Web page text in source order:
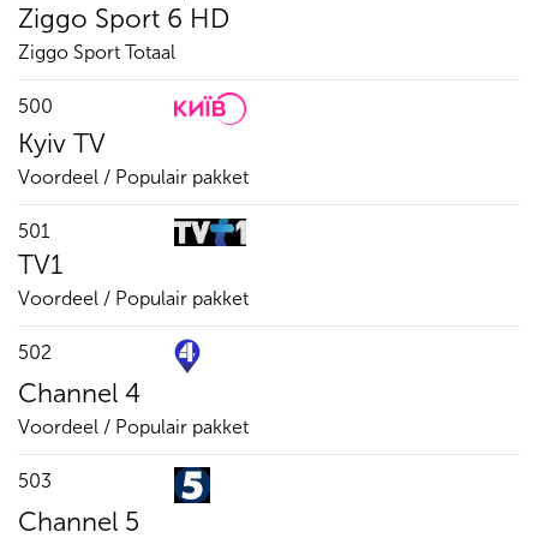
Ziggo Sport 6 HD
Ziggo Sport Totaal
500
Kyiv TV
Voordeel / Populair pakket
501
TV1
Voordeel / Populair pakket
502
Channel 4
Voordeel / Populair pakket
503
Channel 5